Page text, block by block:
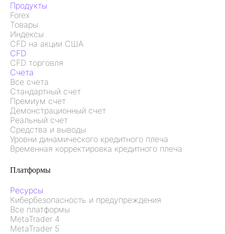
Продукты
Forex
Товары
Индексы
CFD на акции США
CFD
CFD торговля
Счета
Все счета
Стандартный счет
Премиум счет
Демонстрационный счет
Реальный счет
Средства и выводы
Уровни динамического кредитного плеча
Временная корректировка кредитного плеча
Платформы
Ресурсы
Кибербезопасность и предупреждения
Все платформы
MetaTrader 4
MetaTrader 5